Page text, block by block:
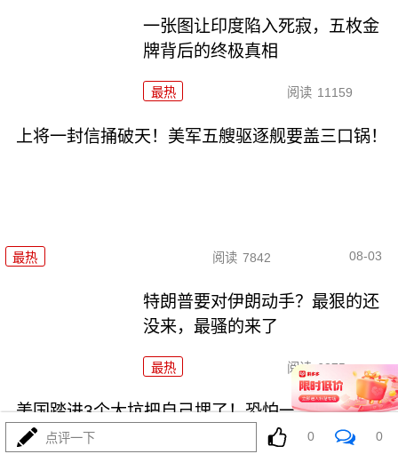
一张图让印度陷入死寂，五枚金
牌背后的终极真相
最热 阅读 11159
上将一封信捅破天！美军五艘驱逐舰要盖三口锅！
最热 阅读 7842 08-03
特朗普要对伊朗动手？最狠的还
没来，最骚的来了
最热 阅读 6375
美国踏进3个大坑把自己埋了！恐怕一个都爬不出
点评一下 0 0